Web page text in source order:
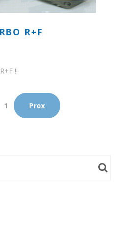
R+F
!!
1 Prox